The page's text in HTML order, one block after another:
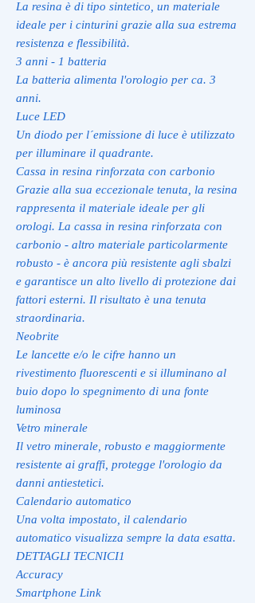
La resina è di tipo sintetico, un materiale
ideale per i cinturini grazie alla sua estrema
resistenza e flessibilità.
3 anni - 1 batteria
La batteria alimenta l'orologio per ca. 3
anni.
Luce LED
Un diodo per l´emissione di luce è utilizzato
per illuminare il quadrante.
Cassa in resina rinforzata con carbonio
Grazie alla sua eccezionale tenuta, la resina
rappresenta il materiale ideale per gli
orologi. La cassa in resina rinforzata con
carbonio - altro materiale particolarmente
robusto - è ancora più resistente agli sbalzi
e garantisce un alto livello di protezione dai
fattori esterni. Il risultato è una tenuta
straordinaria.
Neobrite
Le lancette e/o le cifre hanno un
rivestimento fluorescenti e si illuminano al
buio dopo lo spegnimento di una fonte
luminosa
Vetro minerale
Il vetro minerale, robusto e maggiormente
resistente ai graffi, protegge l'orologio da
danni antiestetici.
Calendario automatico
Una volta impostato, il calendario
automatico visualizza sempre la data esatta.
DETTAGLI TECNICI1
Accuracy
Smartphone Link